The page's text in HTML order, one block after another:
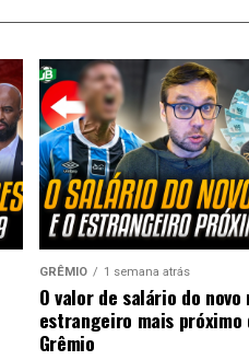
GRÊMIO 1 semana atrás
O valor de salário do
estrangeiro mais próximo
Grêmio